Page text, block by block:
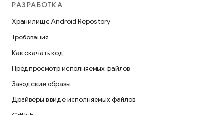
РАЗРАБОТКА
Хранилище Android Repository
Требования
Как скачать код
Предпросмотр исполняемых файлов
Заводские образы
Драйверы в виде исполняемых файлов